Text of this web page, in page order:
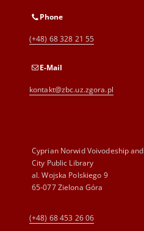
Phone
(+48) 68 328 21 55
E-Mail
kontakt@zbc.uz.zgora.pl
Cyprian Norwid Voivodeship and
City Public Library
al. Wojska Polskiego 9
65-077 Zielona Góra
(+48) 68 453 26 06